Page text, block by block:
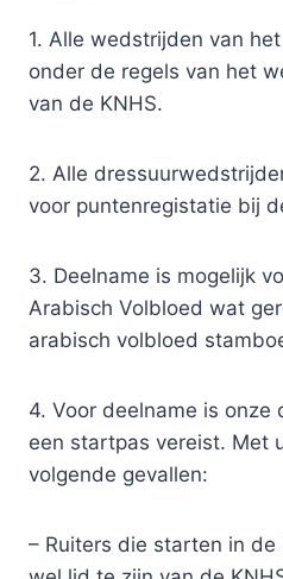
1. Alle wedstrijden van
onder de regels van het
van de KNHS.
2. Alle
voor puntenregistatie bij
3. Deelname is mogelijk
Arabisch Volbloed wat
arabisch volbloed
4. Voor deelname is
een startpas vereist. Met
volgende gevallen:
– Ruiters die starten in de